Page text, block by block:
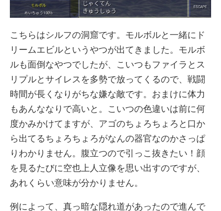
こちらはシルフの洞窟です。モルボルと一緒にド
リームエビルというやつが出てきました。モルボ
ルも面倒なやつでしたが、こいつもファイラとス
リプルとサイレスを多勢で放ってくるので、戦闘
時間が長くなりがちな嫌な敵です。おまけに体力
もあんななりで高いと。こいつの色違いは前に何
度かみかけてますが、アゴのちょろちょろと口か
ら出てるちょろちょろがなんの器官なのかさっぱ
りわかりません。腹立つので引っこ抜きたい！顔
を見るたびに空也上人立像を思い出すのですが、
あれくらい意味が分かりません。
例によって、真っ暗な隠れ道があったので進んで